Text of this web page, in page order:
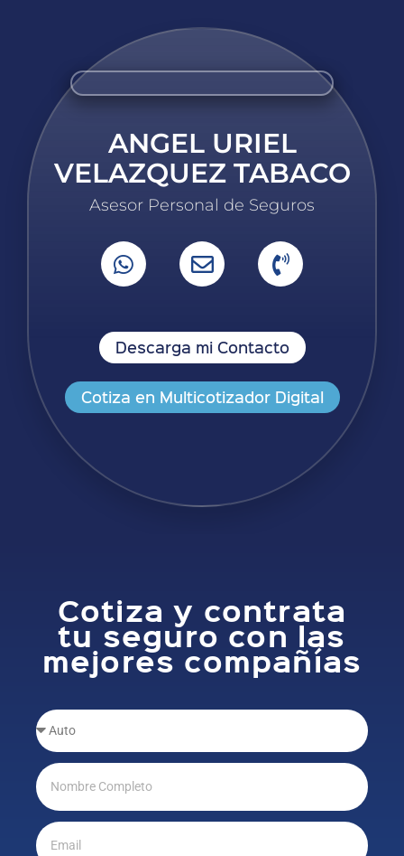
ANGEL URIEL
VELAZQUEZ TABACO
Asesor Personal de Seguros
Descarga mi Contacto
Cotiza en Multicotizador Digital
Cotiza y contrata
tu seguro con las
mejores compañías